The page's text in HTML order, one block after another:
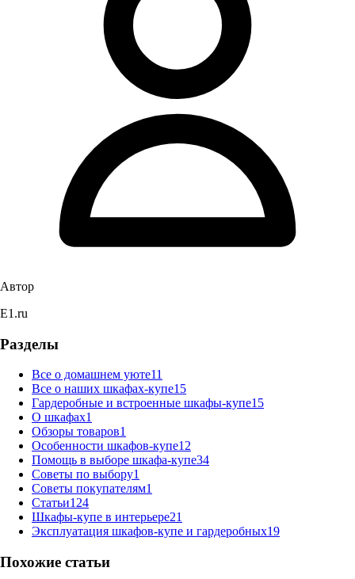
Автор
E1.ru
Разделы
Все о домашнем уюте11
Все о наших шкафах-купе15
Гардеробные и встроенные шкафы-купе15
О шкафах1
Обзоры товаров1
Особенности шкафов-купе12
Помощь в выборе шкафа-купе34
Советы по выбору1
Советы покупателям1
Статьи124
Шкафы-купе в интерьере21
Эксплуатация шкафов-купе и гардеробных19
Похожие статьи